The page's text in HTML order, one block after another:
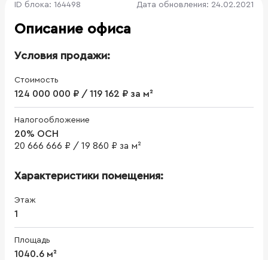
ID блока: 164498 Дата обновления: 24.02.2021
Описание офиса
Условия продажи:
Стоимость
124 000 000 ₽ / 119 162 ₽ за м²
Налогообложение
20% ОСН
20 666 666 ₽ / 19 860 ₽ за м²
Характеристики помещения:
Этаж
1
Площадь
1040.6 м²